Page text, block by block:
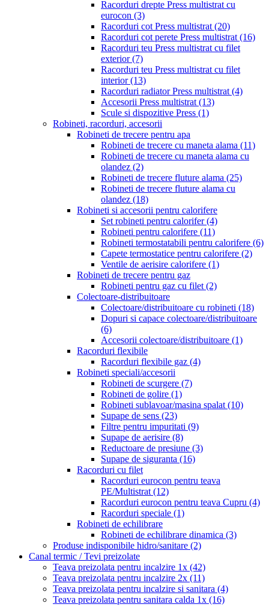
Racorduri drepte Press multistrat cu
eurocon (3)
Racorduri cot Press multistrat (20)
Racorduri cot perete Press multistrat (16)
Racorduri teu Press multistrat cu filet
exterior(7)
Racorduri teu Press multistrat cu filet
interior(13)
Racorduri radiator Press multistrat (4)
Accesorii Press multistrat (13)
Scule si dispozitive Press (1)
Robineti, racorduri, accesorii
Robineti de trecere pentru apa
Robineti de trecere cu maneta alama (11)
Robineti de trecere cu maneta alama cu
olandez (2)
Robineti de trecere fluture alama (25)
Robineti de trecere fluture alama cu
olandez (18)
Robineti si accesorii pentru calorifere
Set robineti pentru calorifer(4)
Robineti pentru calorifere (11)
Robineti termostatabili pentru calorifere (6)
Capete termostatice pentru calorifere (2)
Ventile de aerisire calorifere (1)
Robineti de trecere pentru gaz
Robineti pentru gaz cu filet (2)
Colectoare-distribuitoare
Colectoare/distribuitoare cu robineti (18)
Dopuri si capace colectoare/distribuitoare
(6)
Accesorii colectoare/distribuitoare (1)
Racorduri flexibile
Racorduri flexibile gaz (4)
Robineti speciali/accesorii
Robineti de scurgere (7)
Robineti de golire (1)
Robineti sublavoar/masina spalat (10)
Supape de sens (23)
Filtre pentru impuritati (9)
Supape de aerisire (8)
Reductoare de presiune (3)
Supape de siguranta (16)
Racorduri cu filet
Racorduri eurocon pentru teava
PE/Multistrat (12)
Racorduri eurocon pentru teava Cupru (4)
Racorduri speciale (1)
Robineti de echilibrare
Robineti de echilibrare dinamica (3)
Produse indisponibile hidro/sanitare (2)
Canal termic / Tevi preizolate
Teava preizolata pentru incalzire 1x (42)
Teava preizolata pentru incalzire 2x (11)
Teava preizolata pentru incalzire si sanitara (4)
Teava preizolata pentru sanitara calda 1x (16)